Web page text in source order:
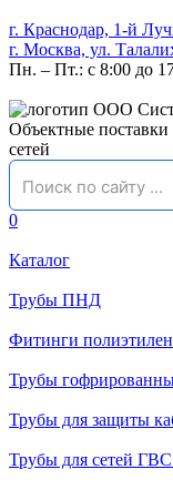
г. Краснодар, 1-й
г. Москва, ул.
Пн. – Пт.: с 8:00 до
Объектные
сетей
0
Каталог
Трубы ПНД
Фитинги
Трубы
Трубы для защиты
Трубы для сетей